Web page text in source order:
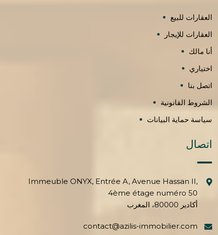
العقارات للبيع
العقارات للإيجار
أنا مالك
اختياري
اتصل بنا
الشروط القانونية
سياسة حماية البيانات
اتصال
Immeuble ONYX, Entrée A, Avenue Hassan II,
4ème étage numéro 50
أكادير 80000، المغرب
contact@azilis-immobilier.com